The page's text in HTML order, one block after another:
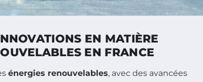
EN MATIÈRE
EN FRANCE
énergies renouvelables, avec des avancées